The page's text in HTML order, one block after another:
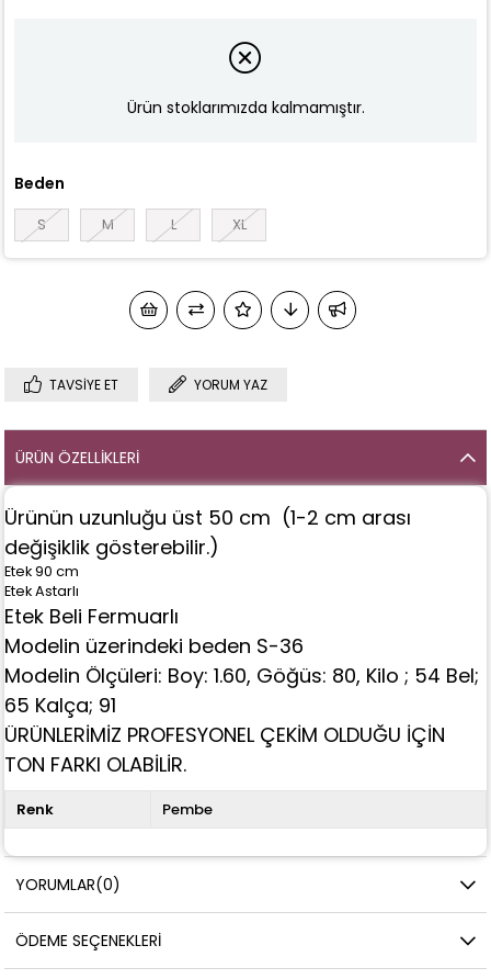
Ürün stoklarımızda kalmamıştır.
Beden
S M L XL
TAVSIYE ET YORUM YAZ
ÜRÜN ÖZELLIKLERI
Ürünün uzunluğu üst 50 cm (1-2 cm arası
değişiklik gösterebilir.)
Etek 90 cm
Etek Astarlı
Etek Beli Fermuarlı
Modelin üzerindeki beden S-36
Modelin Ölçüleri: Boy: 1.60, Göğüs: 80, Kilo ; 54 Bel;
65 Kalça; 91
ÜRÜNLERİMİZ PROFESYONEL ÇEKİM OLDUĞU İÇİN
TON FARKI OLABİLİR.
Renk Pembe
YORUMLAR(0)
ÖDEME SEÇENEKLERI